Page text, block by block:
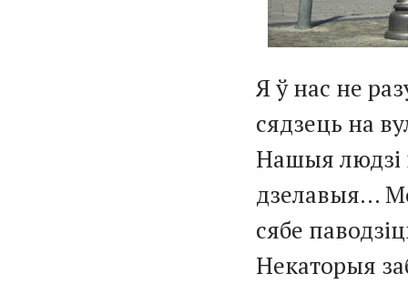
Я ў нас не
сядзець на
Нашыя людзі
дзелавыя...
сябе
Некаторыя